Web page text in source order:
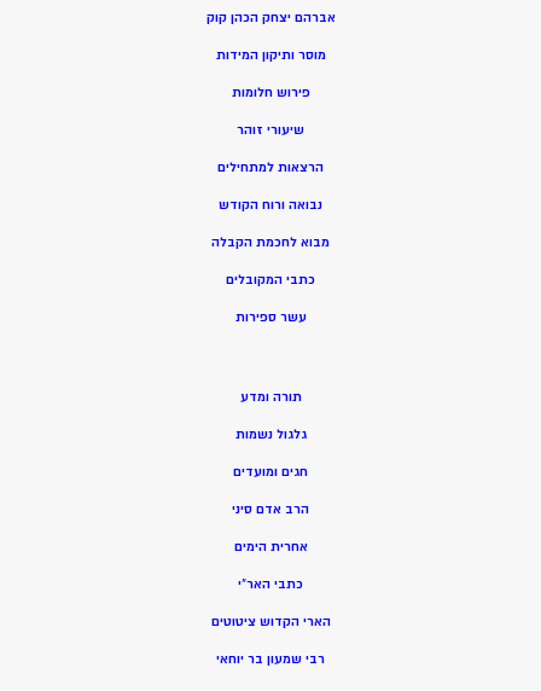
אברהם יצחק הכהן קוק
מוסר ותיקון המידות
פירוש חלומות
שיעורי זוהר
הרצאות למתחילים
נבואה ורוח הקודש
מבוא לחכמת הקבלה
כתבי המקובלים
עשר ספירות
תורה ומדע
גלגול נשמות
חגים ומועדים
הרב אדם סיני
אחרית הימים
כתבי האר”י
הארי הקדוש ציטוטים
רבי שמעון בר יוחאי